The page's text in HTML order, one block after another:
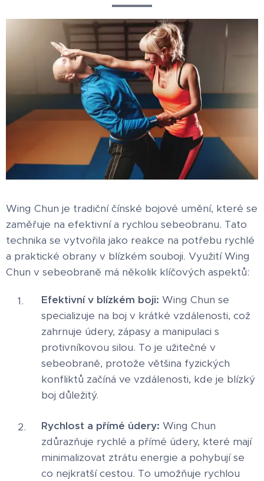
Wing Chun je tradiční čínské bojové umění, které se
zaměřuje na efektivní a rychlou sebeobranu. Tato
technika se vytvořila jako reakce na potřebu rychlé
a praktické obrany v blízkém souboji. Využití Wing
Chun v sebeobraně má několik klíčových aspektů:
Efektivní v blízkém boji: Wing Chun se
specializuje na boj v krátké vzdálenosti, což
zahrnuje údery, zápasy a manipulaci s
protivníkovou silou. To je užitečné v
sebeobraně, protože většina fyzických
konfliktů začíná ve vzdálenosti, kde je blízký
boj důležitý.
Rychlost a přímé údery: Wing Chun
zdůrazňuje rychlé a přímé údery, které mají
minimalizovat ztrátu energie a pohybují se
co nejkratší cestou. To umožňuje rychlou